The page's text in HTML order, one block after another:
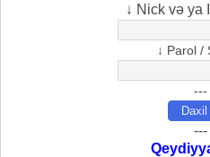
↓ Nick və ya
↓ Parol /
---
---